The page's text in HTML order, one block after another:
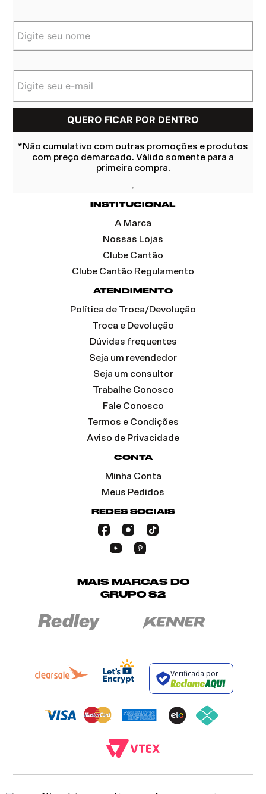
*Não cumulativo com outras promoções e produtos
com preço demarcado. Válido somente para a
primeira compra.
INSTITUCIONAL
A Marca
Nossas Lojas
Clube Cantão
Clube Cantão Regulamento
ATENDIMENTO
Política de Troca/Devolução
Troca e Devolução
Dúvidas frequentes
Seja um revendedor
Seja um consultor
Trabalhe Conosco
Fale Conosco
Termos e Condições
Aviso de Privacidade
CONTA
Minha Conta
Meus Pedidos
REDES SOCIAIS
MAIS MARCAS DO
GRUPO S2
Verificada por